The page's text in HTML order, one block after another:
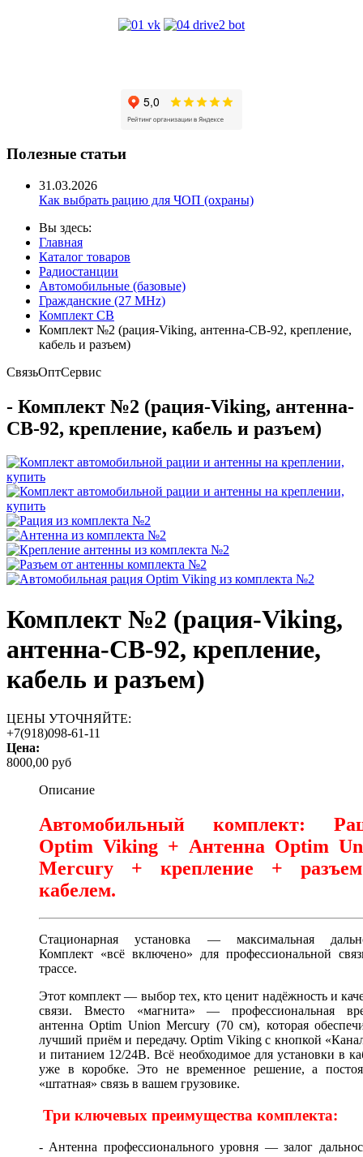
Полезные статьи
31.03.2026
Как выбрать рацию для ЧОП (охраны)
Вы здесь:
Главная
Каталог товаров
Радиостанции
Автомобильные (базовые)
Гражданские (27 MHz)
Комплект CB
Комплект №2 (рация-Viking, антенна-CB-92, крепление,
кабель и разъем)
СвязьОптСервис
- Комплект №2 (рация-Viking, антенна-
CB-92, крепление, кабель и разъем)
Комплект №2 (рация-Viking,
антенна-CB-92, крепление,
кабель и разъем)
ЦЕНЫ УТОЧНЯЙТЕ:
+7(918)098-61-11
Цена:
8000,00 руб
Описание
Автомобильный комплект:
Optim Viking + Антенна Optim
Mercury + крепление +
кабелем.
Стационарная установка — максимальная
Комплект «всё включено» для профессиональной
трассе.
Этот комплект — выбор тех, кто ценит надёжность и
связи. Вместо «магнита» — профессиональная
антенна Optim Union Mercury (70 см), которая
лучший приём и передачу. Optim Viking с кнопкой
и питанием 12/24В. Всё необходимое для установки в
уже в коробке. Это не временное решение, а
«штатная» связь в вашем грузовике.
Три ключевых преимущества комплекта:
- Антенна профессионального уровня — залог